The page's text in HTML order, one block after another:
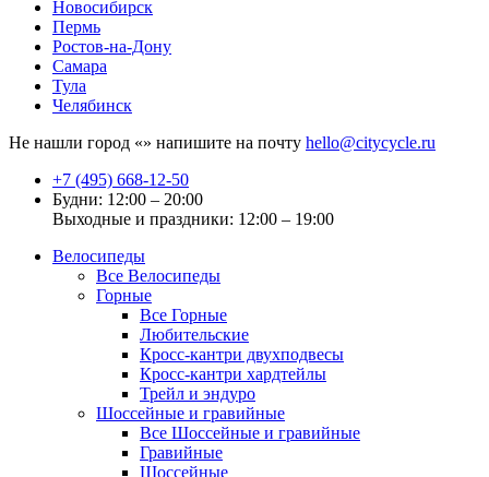
Новосибирск
Пермь
Ростов-на-Дону
Самара
Тула
Челябинск
Не нашли город «» напишите на почту hello@citycycle.ru
+7 (495) 668-12-50
Будни: 12:00 – 20:00
Выходные и праздники: 12:00 – 19:00
Велосипеды
Все Велосипеды
Горные
Все Горные
Любительские
Кросс-кантри двухподвесы
Кросс-кантри хардтейлы
Трейл и эндуро
Шоссейные и гравийные
Все Шоссейные и гравийные
Гравийные
Шоссейные